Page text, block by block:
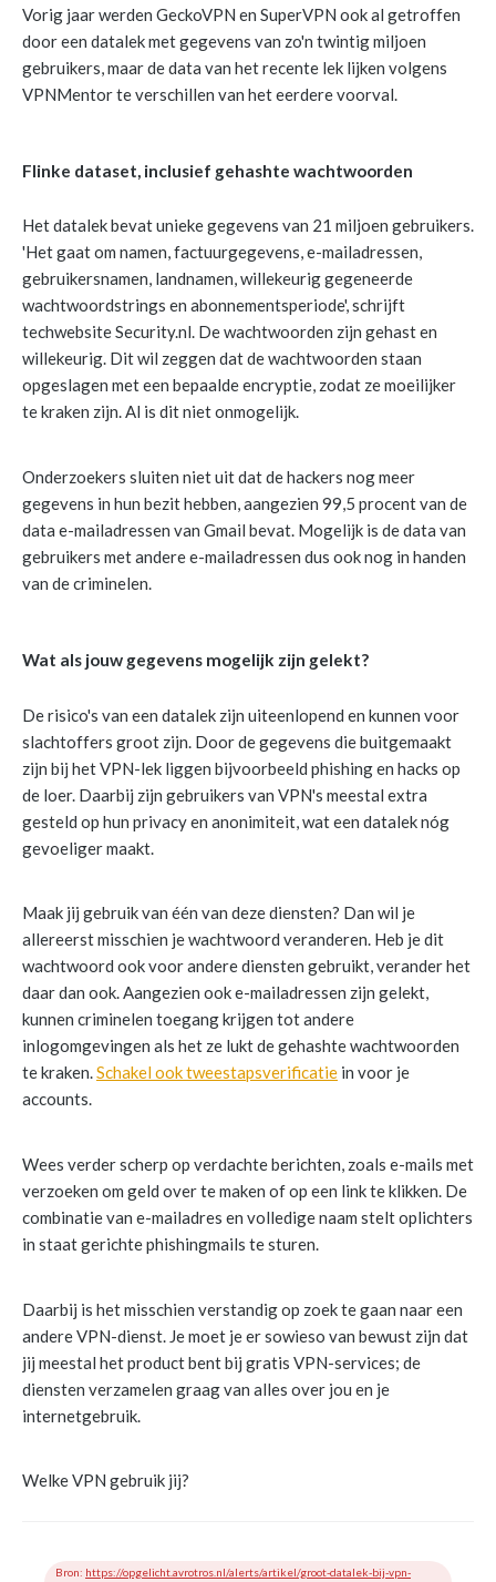
Vorig jaar werden GeckoVPN en SuperVPN ook al getroffen
door een datalek met gegevens van zo'n twintig miljoen
gebruikers, maar de data van het recente lek lijken volgens
VPNMentor te verschillen van het eerdere voorval.
Flinke dataset, inclusief gehashte wachtwoorden
Het datalek bevat unieke gegevens van 21 miljoen gebruikers.
'Het gaat om namen, factuurgegevens, e-mailadressen,
gebruikersnamen, landnamen, willekeurig gegeneerde
wachtwoordstrings en abonnementsperiode', schrijft
techwebsite Security.nl. De wachtwoorden zijn gehast en
willekeurig. Dit wil zeggen dat de wachtwoorden staan
opgeslagen met een bepaalde encryptie, zodat ze moeilijker
te kraken zijn. Al is dit niet onmogelijk.
Onderzoekers sluiten niet uit dat de hackers nog meer
gegevens in hun bezit hebben, aangezien 99,5 procent van de
data e-mailadressen van Gmail bevat. Mogelijk is de data van
gebruikers met andere e-mailadressen dus ook nog in handen
van de criminelen.
Wat als jouw gegevens mogelijk zijn gelekt?
De risico's van een datalek zijn uiteenlopend en kunnen voor
slachtoffers groot zijn. Door de gegevens die buitgemaakt
zijn bij het VPN-lek liggen bijvoorbeeld phishing en hacks op
de loer. Daarbij zijn gebruikers van VPN's meestal extra
gesteld op hun privacy en anonimiteit, wat een datalek nóg
gevoeliger maakt.
Maak jij gebruik van één van deze diensten? Dan wil je
allereerst misschien je wachtwoord veranderen. Heb je dit
wachtwoord ook voor andere diensten gebruikt, verander het
daar dan ook. Aangezien ook e-mailadressen zijn gelekt,
kunnen criminelen toegang krijgen tot andere
inlogomgevingen als het ze lukt de gehashte wachtwoorden
te kraken.Schakel ook tweestapsverificatie in voor je
accounts.
Wees verder scherp op verdachte berichten, zoals e-mails met
verzoeken om geld over te maken of op een link te klikken. De
combinatie van e-mailadres en volledige naam stelt oplichters
in staat gerichte phishingmails te sturen.
Daarbij is het misschien verstandig op zoek te gaan naar een
andere VPN-dienst. Je moet je er sowieso van bewust zijn dat
jij meestal het product bent bij gratis VPN-services; de
diensten verzamelen graag van alles over jou en je
internetgebruik.
Welke VPN gebruik jij?
Bron: https://opgelicht.avrotros.nl/alerts/artikel/groot-datalek-bij-vpn-